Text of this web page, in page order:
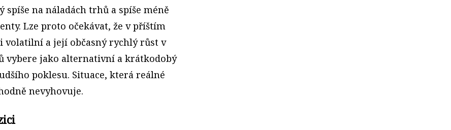
na náladách trhů a spíše méně
Lze proto očekávat, že v příštím
volatilní a její občasný rychlý růst v
vybere jako alternativní a krátkodobý
poklesu. Situace, která reálné
nevyhovuje.